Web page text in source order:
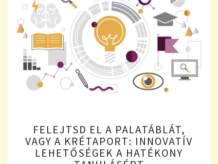
EL
A
PALATÁBLÁT,
VAGY
FELEJTSD EL A PALATÁBLÁT,
VAGY A KRÉTAPORT: INNOVATÍV
LEHETŐSÉGEK A HATÉKONY